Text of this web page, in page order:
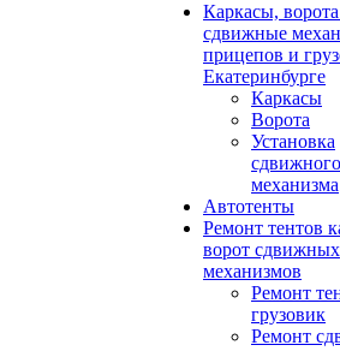
Каркасы,
сдвижные
прицепов и
Екатеринбурге
Каркасы
Ворота
Установка
сдвижного
механизма
Автотенты
Ремонт тентов
ворот сдвижных
механизмов
Ремонт
грузовик
Ремонт